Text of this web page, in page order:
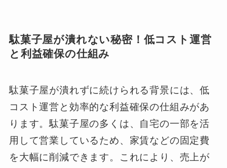
駄菓子屋が潰れない秘密！低コスト運営
と利益確保の仕組み
駄菓子屋が潰れずに続けられる背景には、低
コスト運営と効率的な利益確保の仕組みがあ
ります。駄菓子屋の多くは、自宅の一部を活
用して営業しているため、家賃などの固定費
を大幅に削減できます。これにより、売上が